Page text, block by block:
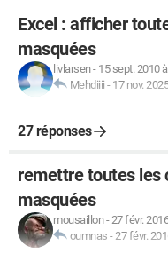
Excel : afficher
masquées
livlarsen- 15 sept. 2010
Mehdiiii - 17 nov.
27 réponses
remettre toutes les
masquées
mousaillon-27 févr.
oumnas -27 févr.